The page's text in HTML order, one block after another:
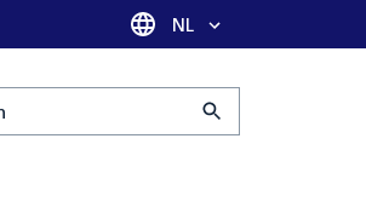
Taal selectie
NL